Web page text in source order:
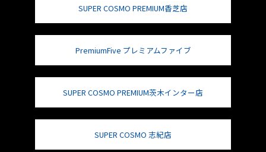
SUPER COSMO PREMIUM香芝店
PremiumFive プレミアムファイブ
SUPER COSMO PREMIUM茨木インター店
SUPER COSMO 志紀店